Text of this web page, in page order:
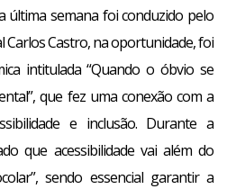
última semana foi conduzido pelo
Castro, na oportunidade, foi
intitulada “Quando o óbvio se
que fez uma conexão com a
e inclusão. Durante a
que acessibilidade vai além do
sendo essencial garantir a